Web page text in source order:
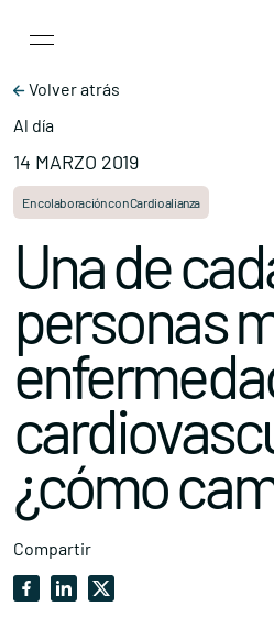
Main
Volver atrás
Al día
14 MARZO 2019
En colaboración con Cardioalianza
Una de
personas
¿cómo
Compartir